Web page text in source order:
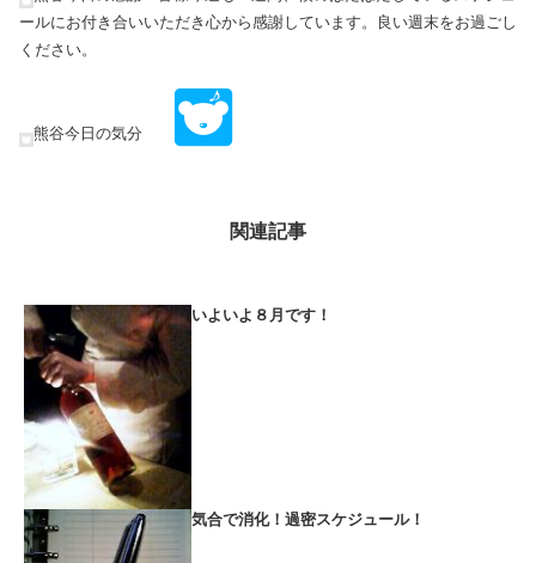
ールにお付き合いいただき心から感謝しています。良い週末をお過ごし
ください。
熊谷今日の気分
関連記事
いよいよ８月です！
気合で消化！過密スケジュール！